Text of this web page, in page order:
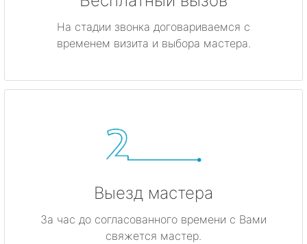
На стадии звонка договариваемся с
временем визита и выбора мастера.
Выезд мастера
За час до согласованного времени с Вами
свяжется мастер.